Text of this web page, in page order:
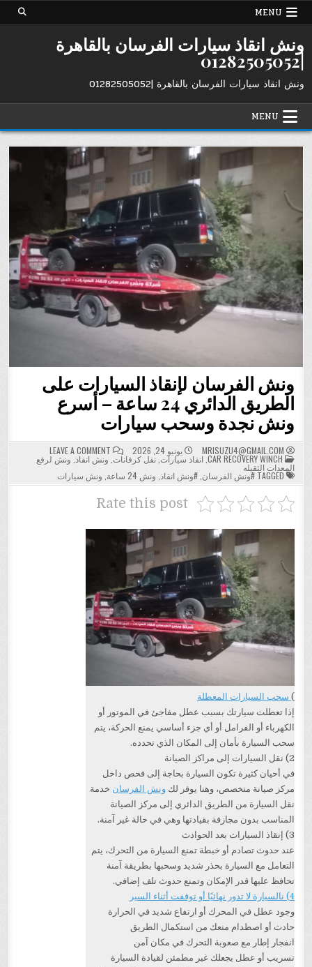
Skip
MENU
ونش انقاذ سيارات الفرسان بالقاهرة
|01282505052
ونش انقاذ سيارات الفرسان بالقاهرة |01282505052
MENU
ونش الفرسان لإنقاذ السيارات على
الطريق الدائري 24 ساعة – أسرع
ونش نجدة وسحب سيارات
MRISUZU4@GMAIL.COM يونيو 24, 2026 LEAVE A COMMENT
ON
ونش
الفرسان
السيارات
POSTED
IN
CAR RECOVERY WINCH
,انقاذ سيارات ,نقل كرفانات ونش انقاذ ونش لرفع
المعدات الثقيله
#ونش الفرسان ,#ونش انقاذ ونش 24 ساعة ونش سيارات
Rate this post
) سحب السيارات المعطلة
إذا تعطلت سيارتك بسبب عطل مفاجئ في الموتور أو
الكهرباء أو الفرامل أو أي جزء أساسي يمنع الحركة، يتم
سحب السيارة بأمان إلى المكان الذي تحدده.
2) نقل السيارات إلى مراكز الصيانة
في أحيان كثيرة تكون السيارة بحاجة إلى فحص داخل
مركز صيانة متخصص، وهنا يوفر لكونش الفرسان خدمة
نقل السيارة من الطريق الدائري إلى مركز الصيانة
المناسب بدون مجازفة بقيادتها وهي في حالة غير آمنة.
3) إنقاذ السيارات بعد الحوادث
عند حدوث تصادم أو خبطة تمنع السيارة من التحرك، يتم
التعامل مع السيارة بحذر شديد وسحبها بطريقة آمنة
تحافظ عليها قدر الإمكان وتمنع حدوث تلف إضافي.
4) نالسيارة لا تدور نهائيًا أو توقفت أثناء السير
وجود عطل في المحرك أو ارتفاع شديد في الحرارة
حادث أو اصطدام منعك من استكمال الطريق
انفجار إطار مع صعوبة التحرك في مكان آمن
تسريب أو عطل يجعلك غير مطمئن لقيادة السيارة